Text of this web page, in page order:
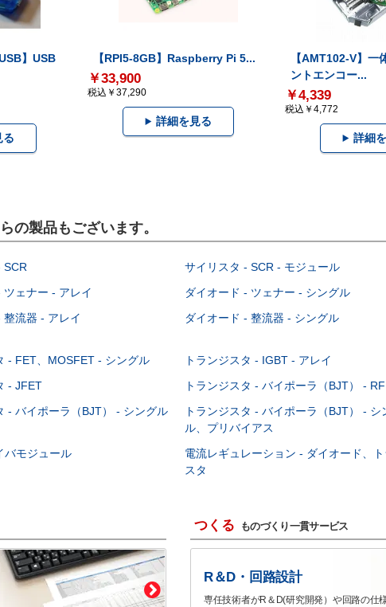
】USB
る
【RPI5-8GB】Raspberry Pi 5...
￥33,900
税込￥37,290
詳細を見る
【AMT102-V】一
ントエンコー...
￥4,339
税込￥4,772
詳細
の製品もございます。
SCR サイリスタ - SCR - モジュール
ツェナー - アレイ ダイオード - ツェナー - シングル
整流器 - アレイ ダイオード - 整流器 - シングル
- FET、MOSFET - シングル トランジスタ - IGBT - アレイ
- JFET トランジスタ - バイポーラ（BJT） - RF
- バイポーラ（BJT） - シングル
トランジスタ - バイポーラ（BJT） - シ
ル、プリバイアス
バモジュール
電流レギュレーション - ダイオード、
スタ
つくる ものづくり一貫サービス
R＆D・回路設計
専任技術者がR＆D(研究開発）や回路の仕